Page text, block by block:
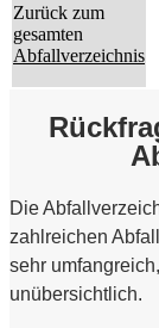
Zurück zum
gesamten
Abfallverzeichnis
Die
zahlreichen
sehr
unübersichtlich.